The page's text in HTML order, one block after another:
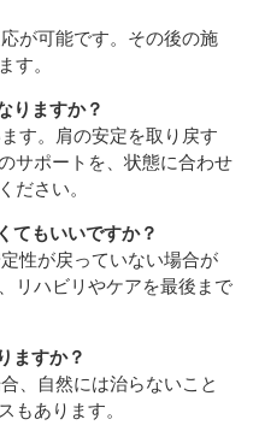
が可能です。その後の施
す。
りますか？
す。肩の安定を取り戻す
サポートを、状態に合わせ
ださい。
てもいいですか？
性が戻っていない場合が
リハビリやケアを最後まで
ますか？
、自然には治らないこと
もあります。